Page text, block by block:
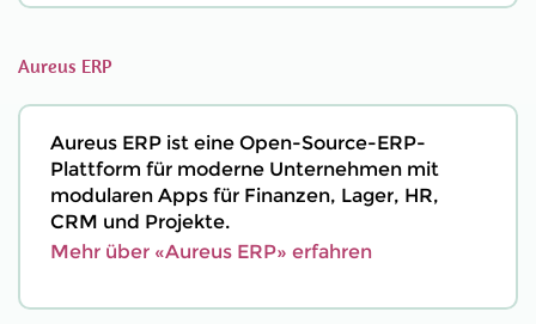
Aureus ERP
Aureus ERP ist eine Open-Source-ERP-
Plattform für moderne Unternehmen mit
modularen Apps für Finanzen, Lager, HR,
CRM und Projekte.
Mehr über «Aureus ERP» erfahren